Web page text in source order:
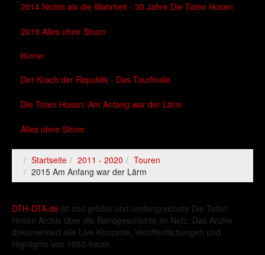
2014 Nichts als die Wahrheit - 30 Jahre Die Toten Hosen
2019 Alles ohne Strom
Bücher
Der Krach der Republik - Das Tourfinale
Die Toten Hosen: Am Anfang war der Lärm
Alles ohne Strom
Startseite 2011 - 2020
Touren
2015 Am Anfang war der Lärm
DTH-DTA.de ist das größte und umfangreichste Die Toten
Hosen Archiv über die Bandgeschichte im Netz. Das Archiv
dokumentiert alle Live Konzerte, Veröffentlichungen und
Highlights von 1982-heute.